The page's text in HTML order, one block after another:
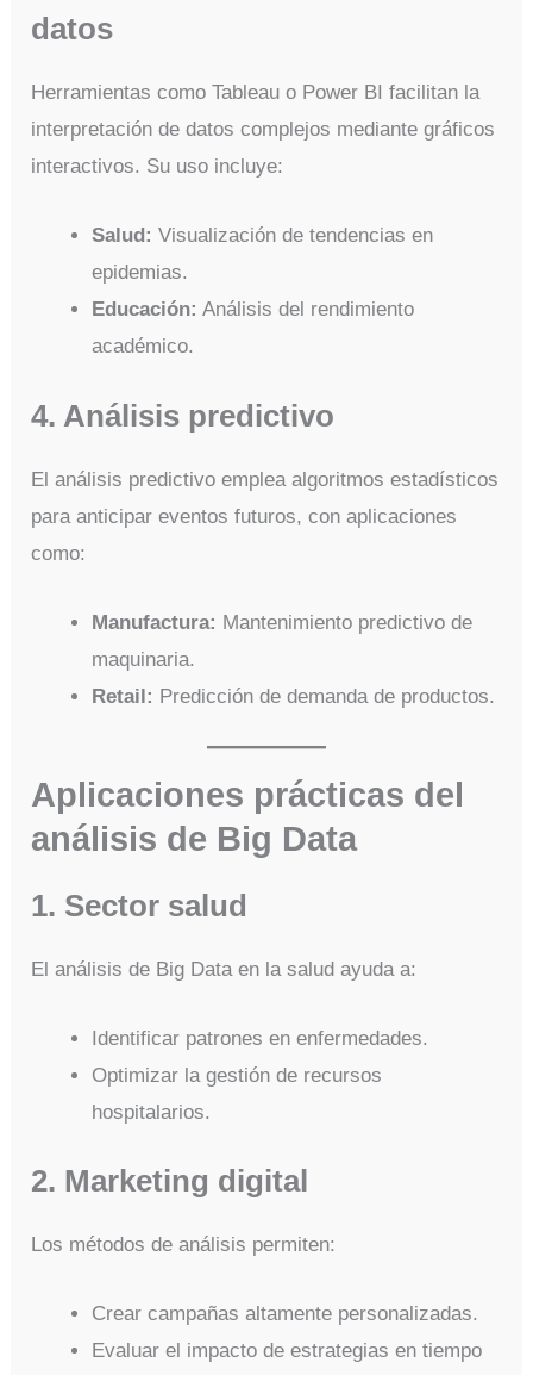
datos
Herramientas como Tableau o Power BI facilitan la
interpretación de datos complejos mediante gráficos
interactivos. Su uso incluye:
Salud: Visualización de tendencias en
epidemias.
Educación: Análisis del rendimiento
académico.
4. Análisis predictivo
El análisis predictivo emplea algoritmos estadísticos
para anticipar eventos futuros, con aplicaciones
como:
Manufactura: Mantenimiento predictivo de
maquinaria.
Retail: Predicción de demanda de productos.
Aplicaciones prácticas del
análisis de Big Data
1. Sector salud
El análisis de Big Data en la salud ayuda a:
Identificar patrones en enfermedades.
Optimizar la gestión de recursos
hospitalarios.
2. Marketing digital
Los métodos de análisis permiten:
Crear campañas altamente personalizadas.
Evaluar el impacto de estrategias en tiempo